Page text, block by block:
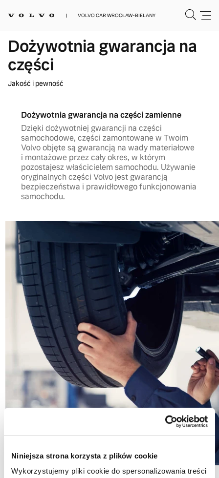
Niniejsza strona korzysta z plików cookie
Wykorzystujemy pliki cookie do spersonalizowania treści
VOLVO CAR WROCŁAW-BIELANY
Dożywotnia gwarancja na
części
Jakość i pewność
Dożywotnia gwarancja na części zamienne
Dzięki dożywotniej gwarancji na części
samochodowe, części zamontowane w Twoim
Volvo objęte są gwarancją na wady materiałowe
i montażowe przez cały okres, w którym
pozostajesz właścicielem samochodu. Używanie
oryginalnych części Volvo jest gwarancją
bezpieczeństwa i prawidłowego funkcjonowania
samochodu.